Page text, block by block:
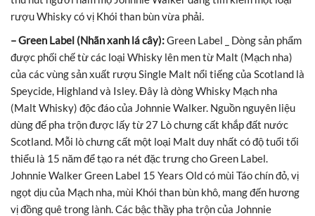
rượu Whisky có vị Khói than bùn vừa phải.
– Green Label (Nhãn xanh lá cây):Green Label _ Dòng sản phẩm
được phối chế từ các loại Whisky lên men từ Malt (Mạch nha)
của các vùng sản xuất rượu Single Malt nổi tiếng của Scotland là
Speycide, Highland và Isley. Đây là dòng Whisky Mạch nha
(Malt Whisky) độc đáo của Johnnie Walker. Nguồn nguyên liệu
dùng để pha trộn được lấy từ 27 Lò chưng cất khắp đất nước
Scotland. Mỗi lò chưng cất một loại Malt duy nhất có độ tuổi tối
thiểu là 15 năm để tạo ra nét đặc trưng cho Green Label.
Johnnie Walker Green Label 15 Years Old có mùi Táo chín đỏ, vị
ngọt dịu của Mạch nha, mùi Khói than bùn khô, mang đến hương
vị đồng quê trong lành. Các bậc thầy pha trộn của Johnnie